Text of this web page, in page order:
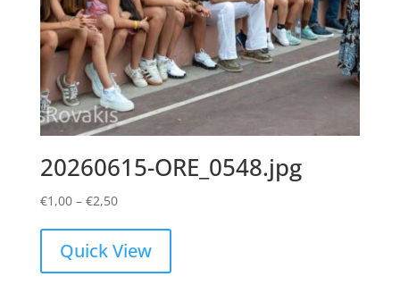
20260615-ORE_0548.jpg
€1,00 – €2,50Price
€1,00
through
Quick View